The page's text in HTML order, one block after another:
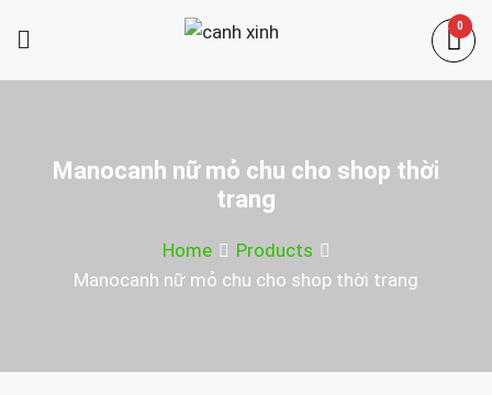
canh xinh
Shop bán manơcanh, phụ kiện mở
0
Manocanh nữ mỏ chu cho shop thời
trang
Home
Products
Manocanh nữ mỏ chu cho shop thời trang